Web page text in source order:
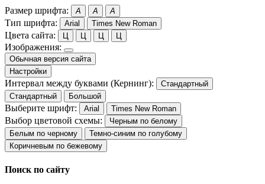
Размер шрифта: A A A
Тип шрифта: Arial Times New Roman
Цвета сайта: Ц Ц Ц Ц
Изображения:
Обычная версия сайта
Настройки
Интервал между буквами (Кернинг):
Стандартный
Стандартный
Большой
Выберите шрифт: Arial Times New Roman
Выбор цветовой схемы:
Черным по белому
Белым по черному
Темно-синим по голубому
Коричневым по бежевому
Поиск по сайту